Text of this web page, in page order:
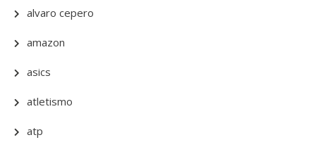
alvaro cepero
amazon
asics
atletismo
atp